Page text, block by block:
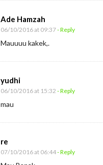
Ade Hamzah
06/10/2016 at 09:37- Reply
Mauuuu kakek,.
yudhi
06/10/2016 at 15:32 - Reply
mau
re
07/10/2016 at 06:44- Reply